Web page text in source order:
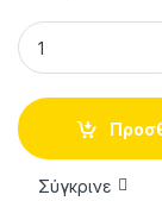
ΕΞΑΤΜΙΣΗ
Σύγκρινε